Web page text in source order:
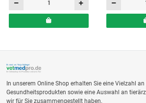
In unserem Online Shop erhalten Sie eine Vielzahl
Gesundheitsprodukten sowie eine Auswahl an
wir für Sie zusammengestellt haben.